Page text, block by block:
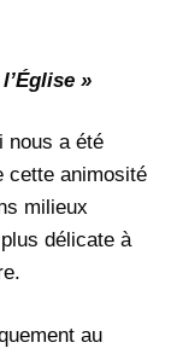
»
nous a été
cette animosité
milieux
délicate à
au